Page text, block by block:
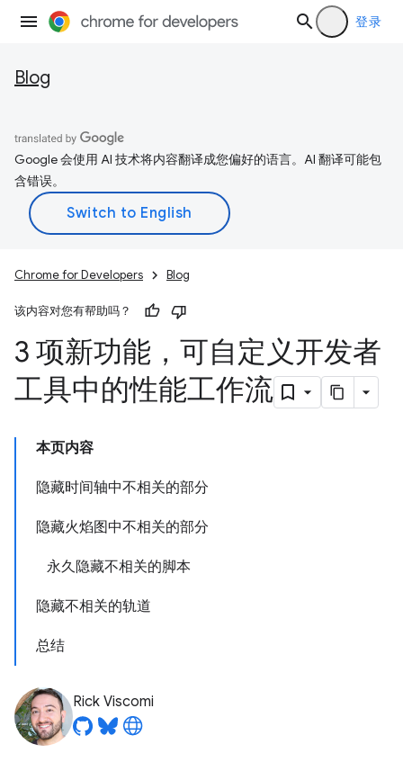
登录
Blog
Google 会使用 AI 技术将内容翻译成您偏好的语言。AI 翻译可能包
含错误。
Chrome for Developers Blog
该内容对您有帮助吗？
3 项新功能，可自定义开发者
工具中的性能工作流
本页内容
隐藏时间轴中不相关的部分
隐藏火焰图中不相关的部分
永久隐藏不相关的脚本
隐藏不相关的轨道
总结
Rick Viscomi